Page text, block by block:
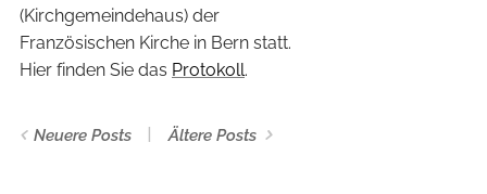
(Kirchgemeindehaus) der
Französischen Kirche in Bern statt.
Hier finden Sie das Protokoll.
Neuere Posts Ältere Posts